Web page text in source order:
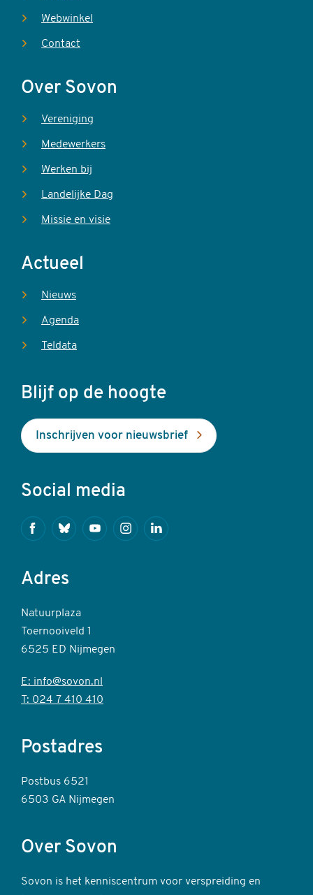
Webwinkel
Contact
Over Sovon
Vereniging
Medewerkers
Werken bij
Landelijke Dag
Missie en visie
Actueel
Nieuws
Agenda
Teldata
Blijf op de hoogte
Inschrijven voor nieuwsbrief
Social media
FacebookBlueskyYoutubeInstagramLinkedin
Adres
Natuurplaza
Toernooiveld 1
6525 ED Nijmegen
E: info@sovon.nl
T: 024 7 410 410
Postadres
Postbus 6521
6503 GA Nijmegen
Over Sovon
Sovon is het kenniscentrum voor verspreiding en